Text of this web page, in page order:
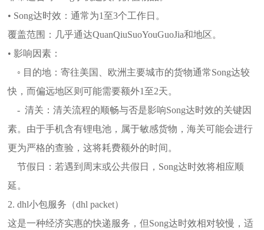
• Song达时效：通常为1至3个工作日。
覆盖范围：几乎通达QuanQiuSuoYouGuoJia和地区。
• 影响因素：
◦ 目的地：寄往美国、欧洲主要城市的货物通常Song达较
快，而偏远地区则可能需要额外1至2天。
- 清关：清关流程的顺畅与否是影响Song达时效的关键因
素。由于手机含有锂电池，属于敏感货物，海关可能会进行
更为严格的查验，这将耗费额外的时间。
节假日：若遇到周末或公共假日，Song达时效将相应顺
延。
2. dhl小包服务（dhl packet）
这是一种经济实惠的快递服务，但Song达时效相对较慢，适